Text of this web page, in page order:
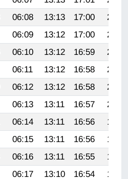
06:08 13:13 17:00
20:07
06:09 13:12 17:00
20:06
06:10 13:12 16:59
20:04
06:11 13:12 16:58
20:03
06:12 13:12 16:58
20:01
06:13 13:11 16:57
20:00
06:14 13:11 16:56
19:59
06:15 13:11 16:56
19:57
06:16 13:11 16:55
19:56
06:17 13:10 16:54 19:54